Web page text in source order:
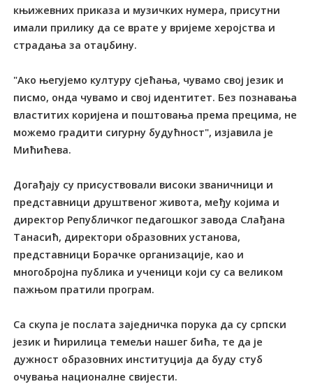
књижевних приказа и музичких нумера, присутни
имали прилику да се врате у вријеме херојства и
страдања за отаџбину.
"Ако његујемо културу сјећања, чувамо свој језик и
писмо, онда чувамо и свој идентитет. Без познавања
властитих коријена и поштовања према прецима, не
можемо градити сигурну будућност", изјавила је
Мићићева.
Догађају су присуствовали високи званичници и
представници друштвеног живота, међу којима и
директор Републичког педагошког завода Слађана
Танасић, директори образовних установа,
представници Борачке организације, као и
многобројна публика и ученици који су са великом
пажњом пратили програм.
Са скупа је послата заједничка порука да су српски
језик и ћирилица темељи нашег бића, те да је
дужност образовних институција да буду стуб
очувања националне свијести.